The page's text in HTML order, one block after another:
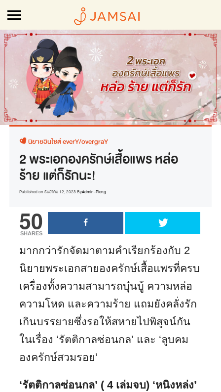
นิยายอินไซต์ everY/overgraY
2 พระเอกองครักษ์เสื้อแพร หล่อ
ร้าย แต่ก็รักนะ!
Published on ธันวาคม 12, 2023 ByAdmin-Pleng
50
SHARES
มากกว่ารักจัดมาตามคำเรียกร้องกับ 2
นิยายพระเอกสายองครักษ์เสื้อแพรที่ครบ
เครื่องทั้งความสามารถบุ๋นบู้ ความหล่อ
ความโหด และความร้าย แถมยังคลั่งรัก
เกินบรรยายซึ่งรอให้สหายไปพิสูจน์กัน
ในเรื่อง ‘รัตติกาลซ่อนกล’ และ ‘ลูบคม
องครักษ์สวมรอย’
‘รัตติกาลซ่อนกล’ ( 4 เล่มจบ) ‘หนิงหล่ง’